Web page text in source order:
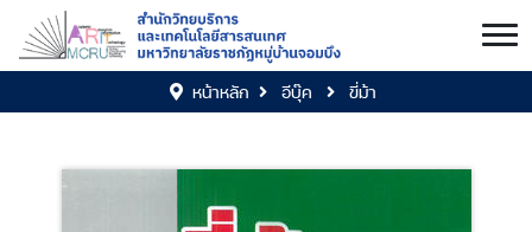
หน้าหลัก อีบุ๊ค ขี่ม้า